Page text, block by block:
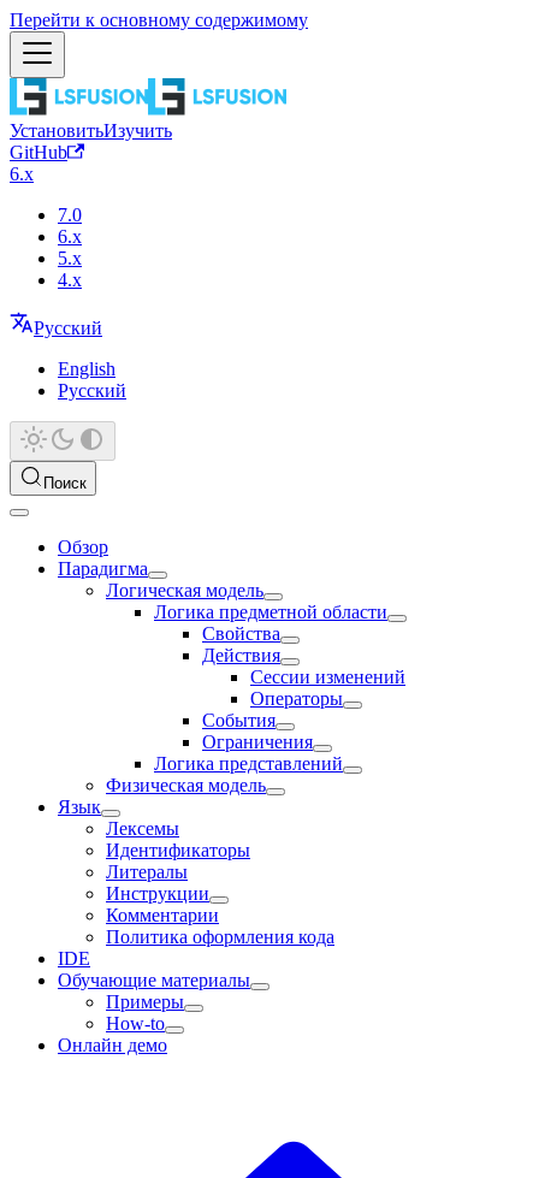
Перейти к основному содержимому
УстановитьИзучить
GitHub
6.x
7.0
6.x
5.x
4.x
Русский
English
Русский
Поиск
Обзор
Парадигма
Логическая модель
Логика предметной области
Свойства
Действия
Сессии изменений
Оператоpы
События
Ограничения
Логика представлений
Физическая модель
Язык
Лексемы
Идентификаторы
Литералы
Инструкции
Комментарии
Политика оформления кода
IDE
Обучающие материалы
Примеры
How-to
Онлайн демо